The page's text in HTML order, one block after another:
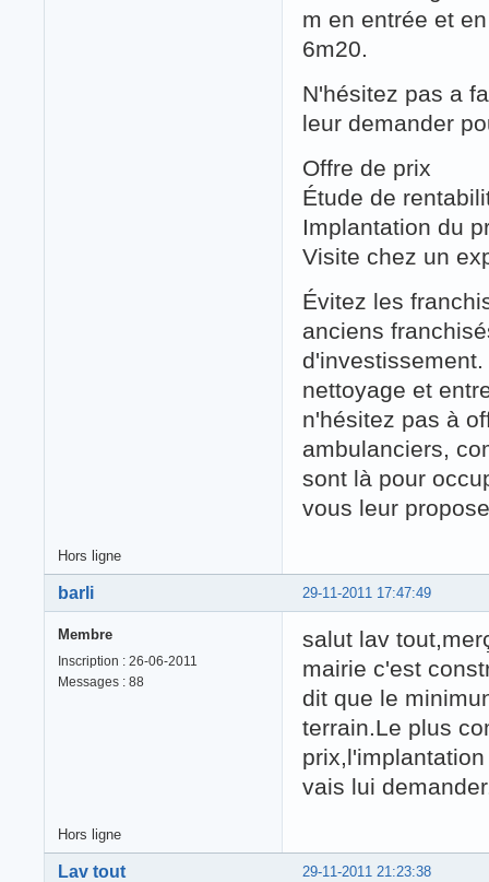
m en entrée et
6m20.
N'hésitez pas a
leur demander
Offre de prix
Étude de
Implantation du
Visite chez un
Évitez les
anciens
nettoyage et
n'hésitez pas à
ambulanciers,
sont là pour
vous leur
Hors ligne
29-11-2011 17:47:49
barli
Membre
Inscription : 26-06-2011
Messages : 88
salut lav
mairie c'est
dit que le
terrain.Le plus
vais lui
Hors ligne
29-11-2011 21:23:38
Lav tout